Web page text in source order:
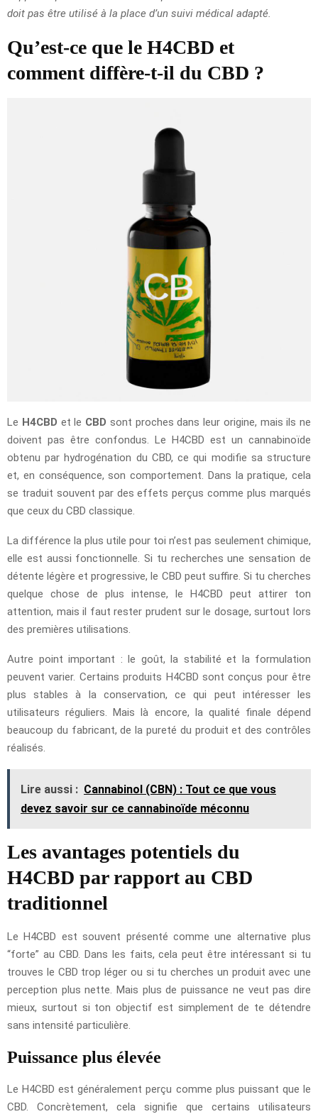
doit pas être utilisé à la place d’un suivi médical adapté.
Qu’est-ce que le H4CBD et
comment diffère-t-il du CBD ?
Le H4CBD et le CBD sont proches dans leur origine, mais ils ne
doivent pas être confondus. Le H4CBD est un cannabinoïde
obtenu par hydrogénation du CBD, ce qui modifie sa structure
et, en conséquence, son comportement. Dans la pratique, cela
se traduit souvent par des effets perçus comme plus marqués
que ceux du CBD classique.
La différence la plus utile pour toi n’est pas seulement chimique,
elle est aussi fonctionnelle. Si tu recherches une sensation de
détente légère et progressive, le CBD peut suffire. Si tu cherches
quelque chose de plus intense, le H4CBD peut attirer ton
attention, mais il faut rester prudent sur le dosage, surtout lors
des premières utilisations.
Autre point important : le goût, la stabilité et la formulation
peuvent varier. Certains produits H4CBD sont conçus pour être
plus stables à la conservation, ce qui peut intéresser les
utilisateurs réguliers. Mais là encore, la qualité finale dépend
beaucoup du fabricant, de la pureté du produit et des contrôles
réalisés.
Lire aussi : Cannabinol (CBN) : Tout ce que vous
devez savoir sur ce cannabinoïde méconnu
Les avantages potentiels du
H4CBD par rapport au CBD
traditionnel
Le H4CBD est souvent présenté comme une alternative plus
“forte” au CBD. Dans les faits, cela peut être intéressant si tu
trouves le CBD trop léger ou si tu cherches un produit avec une
perception plus nette. Mais plus de puissance ne veut pas dire
mieux, surtout si ton objectif est simplement de te détendre
sans intensité particulière.
Puissance plus élevée
Le H4CBD est généralement perçu comme plus puissant que le
CBD. Concrètement, cela signifie que certains utilisateurs